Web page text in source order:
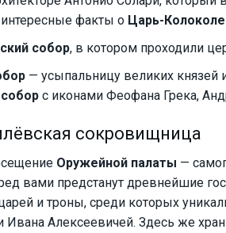
факты о Царь-Колоколе
собор, в котором проходили
— усыпальницу великих князей
с иконами Феофана Грека,
сокровищница
Оружейной палаты —
вами предстанут древнейшие
и троны, среди которых
Ивана Алексеевичей. Здесь же